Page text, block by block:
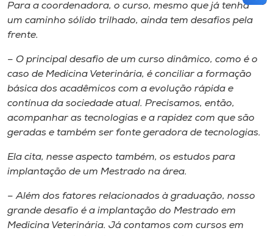
Para a coordenadora, o curso, mesmo que já tenha
um caminho sólido trilhado, ainda tem desafios pela
frente.
– O principal desafio de um curso dinâmico, como é o
caso de Medicina Veterinária, é conciliar a formação
básica dos acadêmicos com a evolução rápida e
contínua da sociedade atual. Precisamos, então,
acompanhar as tecnologias e a rapidez com que são
geradas e também ser fonte geradora de tecnologias.
Ela cita, nesse aspecto também, os estudos para
implantação de um Mestrado na área.
– Além dos fatores relacionados à graduação, nosso
grande desafio é a implantação do Mestrado em
Medicina Veterinária. Já contamos com cursos em